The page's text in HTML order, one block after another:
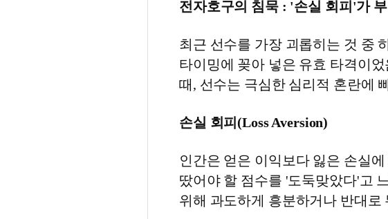
전자호구의 침묵 : '손실 회피'가
최근 선수를 가장 괴롭히는 것 중
타이밍에 꽂아 넣은 유효 타격이
때, 선수는 극심한 심리적 혼란에
손실 회피(Loss Aversion)
인간은 얻은 이익보다 잃은 손실
땄어야 할 점수를 '도둑맞았다'고
위해 과도하게 흥분하거나 반대로